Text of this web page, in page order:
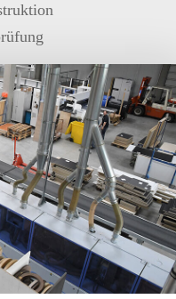
und Zahlungsfrist: A:
Usance L/C 120 Tage
Produktionskapazität: